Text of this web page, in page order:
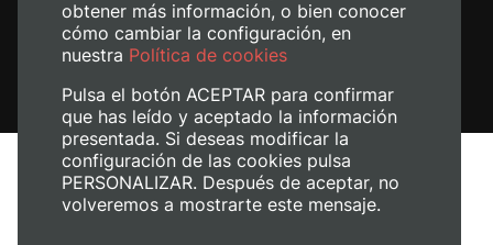
Avís legal
Política de cookies
obtener más información, o bien conocer
cómo cambiar la configuración, en
nuestra Política de cookies
Pulsa el botón ACEPTAR para confirmar
que has leído y aceptado la información
presentada. Si deseas modificar la
configuración de las cookies pulsa
PERSONALIZAR. Después de aceptar, no
volveremos a mostrarte este mensaje.